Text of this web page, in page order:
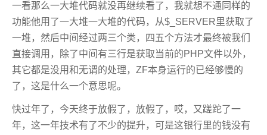
一看那么一大堆代码就没再继续看了，我就想不通同样的
功能他用了一大堆一大堆的代码，从$_SERVER里获取了
一堆，然后中间经过两三个类，四五个方法才最终被我们
直接调用，除了中间有三行是获取当前的PHP文件以外，
其它都是没用和无谓的处理，ZF本身运行的已经够慢的
了，这是什么一个意思呢。
快过年了，今天终于放假了，放假了，哎，又蹉跎了一
年，这一年技术有了不少的提升，可是这银行里的钱没有